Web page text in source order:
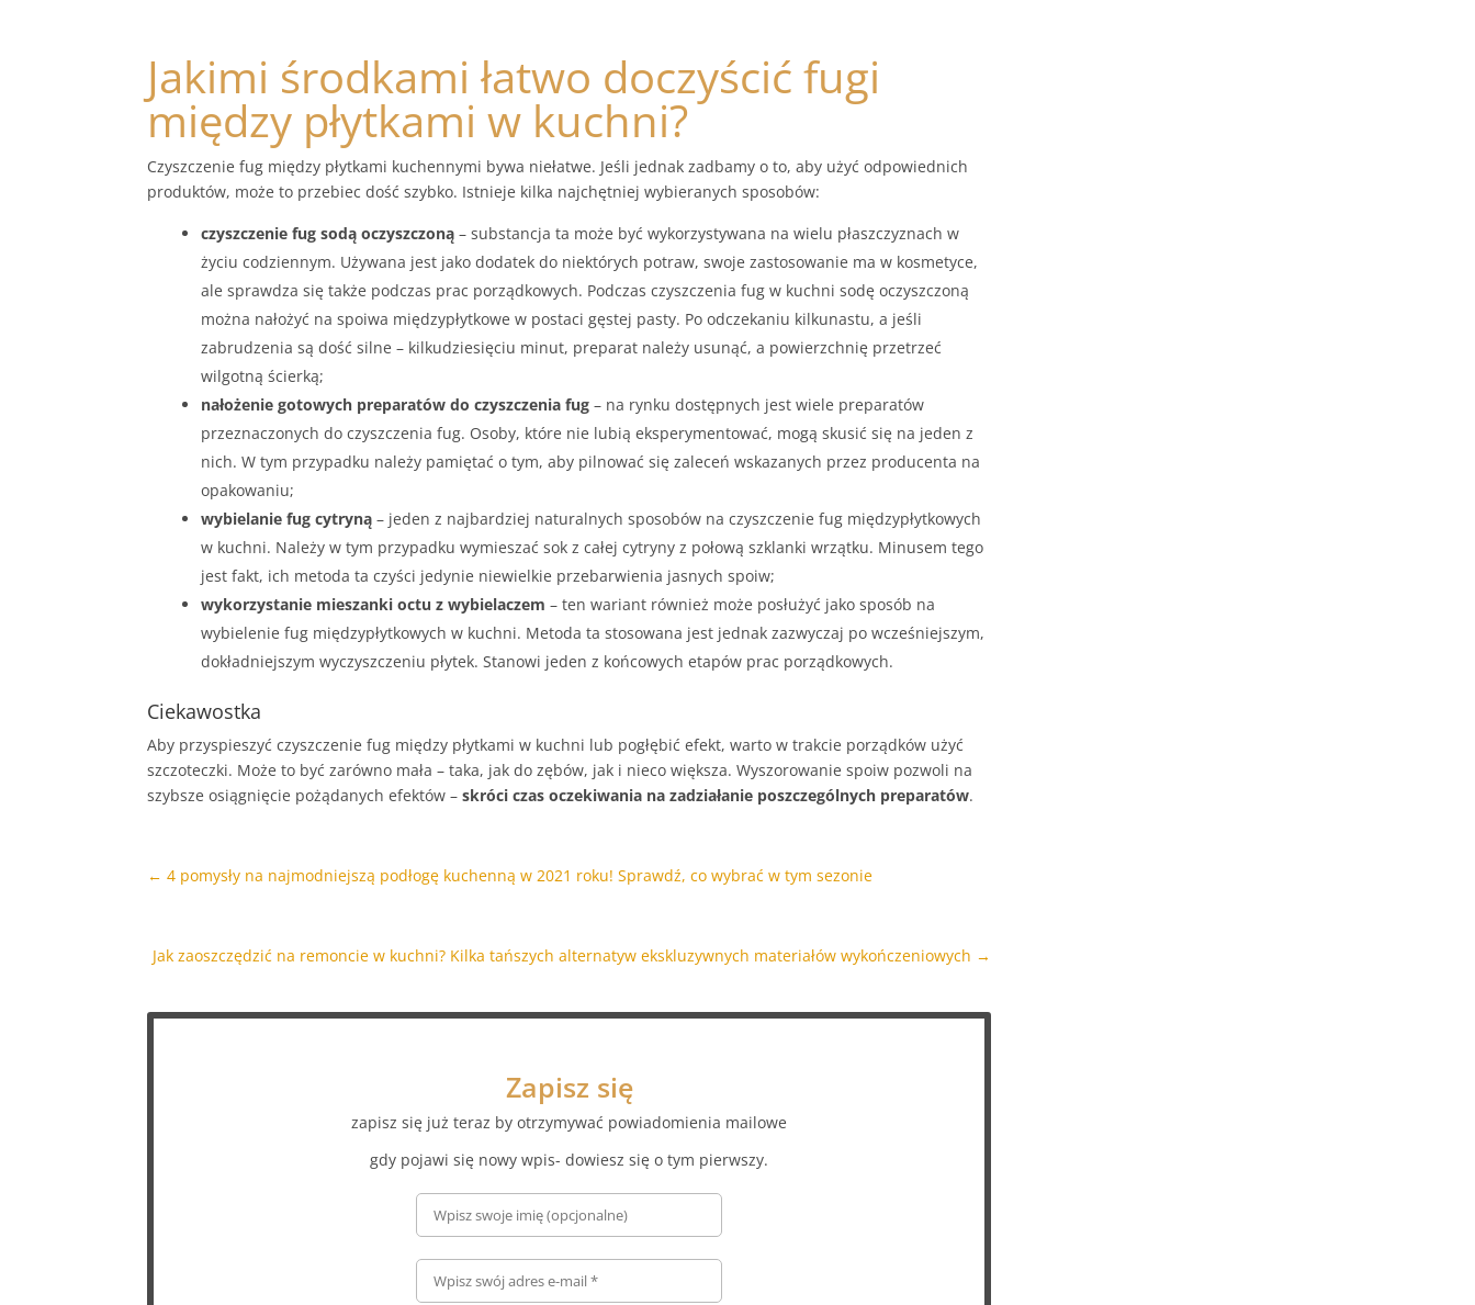
Jakimi środkami łatwo doczyścić fugi
między płytkami w kuchni?
Czyszczenie fug między płytkami kuchennymi bywa niełatwe. Jeśli jednak zadbamy o to, aby użyć odpowiednich
produktów, może to przebiec dość szybko. Istnieje kilka najchętniej wybieranych sposobów:
czyszczenie fug sodą oczyszczoną – substancja ta może być wykorzystywana na wielu płaszczyznach w
życiu codziennym. Używana jest jako dodatek do niektórych potraw, swoje zastosowanie ma w kosmetyce,
ale sprawdza się także podczas prac porządkowych. Podczas czyszczenia fug w kuchni sodę oczyszczoną
można nałożyć na spoiwa międzypłytkowe w postaci gęstej pasty. Po odczekaniu kilkunastu, a jeśli
zabrudzenia są dość silne – kilkudziesięciu minut, preparat należy usunąć, a powierzchnię przetrzeć
wilgotną ścierką;
nałożenie gotowych preparatów do czyszczenia fug – na rynku dostępnych jest wiele preparatów
przeznaczonych do czyszczenia fug. Osoby, które nie lubią eksperymentować, mogą skusić się na jeden z
nich. W tym przypadku należy pamiętać o tym, aby pilnować się zaleceń wskazanych przez producenta na
opakowaniu;
wybielanie fug cytryną – jeden z najbardziej naturalnych sposobów na czyszczenie fug międzypłytkowych
w kuchni. Należy w tym przypadku wymieszać sok z całej cytryny z połową szklanki wrzątku. Minusem tego
jest fakt, ich metoda ta czyści jedynie niewielkie przebarwienia jasnych spoiw;
wykorzystanie mieszanki octu z wybielaczem – ten wariant również może posłużyć jako sposób na
wybielenie fug międzypłytkowych w kuchni. Metoda ta stosowana jest jednak zazwyczaj po wcześniejszym,
dokładniejszym wyczyszczeniu płytek. Stanowi jeden z końcowych etapów prac porządkowych.
Ciekawostka
Aby przyspieszyć czyszczenie fug między płytkami w kuchni lub pogłębić efekt, warto w trakcie porządków użyć
szczoteczki. Może to być zarówno mała – taka, jak do zębów, jak i nieco większa. Wyszorowanie spoiw pozwoli na
szybsze osiągnięcie pożądanych efektów –skróci czas oczekiwania na zadziałanie poszczególnych preparatów.
←4 pomysły na najmodniejszą podłogę kuchenną w 2021 roku! Sprawdź, co wybrać w tym sezonie
Jak zaoszczędzić na remoncie w kuchni? Kilka tańszych alternatyw ekskluzywnych materiałów wykończeniowych →
Zapisz się
zapisz się już teraz by otrzymywać powiadomienia mailowe
gdy pojawi się nowy wpis- dowiesz się o tym pierwszy.